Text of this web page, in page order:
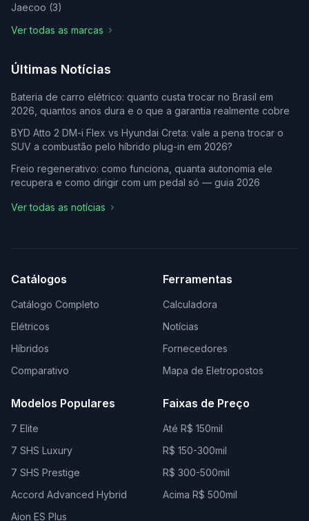
Jaecoo (3)
Ver todas as marcas
Últimas Notícias
Bateria de carro elétrico: quanto custa trocar no Brasil em
2026, quantos anos dura e o que a garantia realmente cobre
BYD Atto 2 DM-i Flex vs Hyundai Creta: vale a pena trocar o
SUV a combustão pelo híbrido plug-in em 2026?
Freio regenerativo: como funciona, quanta autonomia ele
recupera e como dirigir com um pedal só — guia 2026
Ver todas as notícias
Catálogos
Catálogo Completo
Elétricos
Híbridos
Comparativo
Ferramentas
Calculadora
Notícias
Fornecedores
Mapa de Eletropostos
Modelos Populares
7 Elite
7 SHS Luxury
7 SHS Prestige
Accord Advanced Hybrid
Aion ES Plus
Faixas de Preço
Até R$ 150mil
R$ 150-300mil
R$ 300-500mil
Acima R$ 500mil